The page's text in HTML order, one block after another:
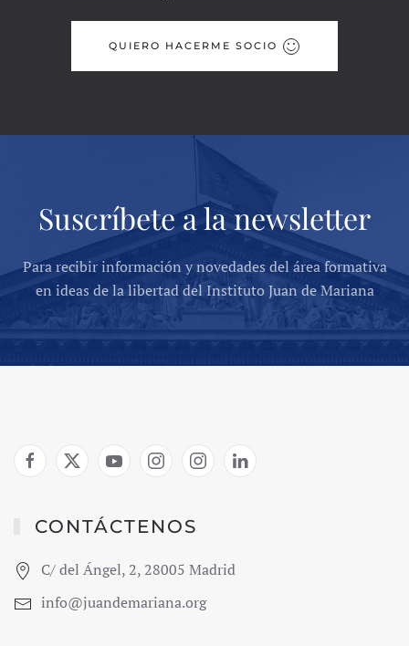
QUIERO HACERME SOCIO
Suscríbete a la newsletter
Para recibir información y novedades del área formativa
en ideas de la libertad del Instituto Juan de Mariana
CONTÁCTENOS
C/ del Ángel, 2, 28005 Madrid
info@juandemariana.org